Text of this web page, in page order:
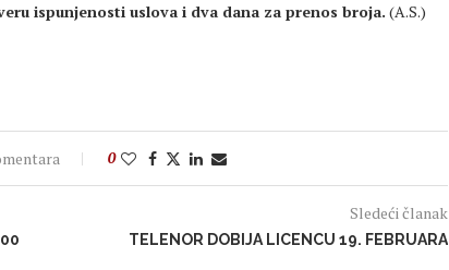
ispunjenosti uslova i dva dana za prenos broja. (A.S.)
0
Sledeći članak
TELENOR DOBIJA LICENCU 19. FEBRUARA